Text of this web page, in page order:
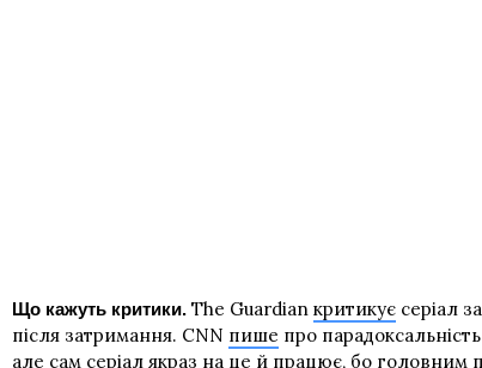
Що кажуть критики. The Guardian критикує серіал
після затримання. CNN пише про
але сам серіал якраз на це й працює, бо головним